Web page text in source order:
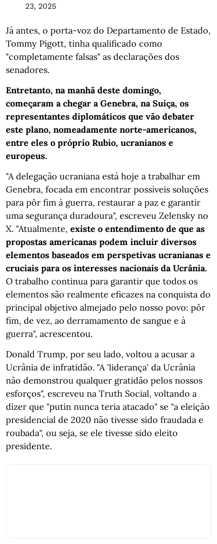
23, 2025
Já antes, o porta-voz do Departamento de Estado,
Tommy Pigott, tinha qualificado como
"completamente falsas" as declarações dos
senadores.
Entretanto, na manhã deste domingo,
começaram a chegar a Genebra, na Suíça, os
representantes diplomáticos que vão debater
este plano, nomeadamente norte-americanos,
entre eles o próprio Rubio, ucranianos e
europeus.
"A delegação ucraniana está hoje a trabalhar em
Genebra, focada em encontrar possíveis soluções
para pôr fim à guerra, restaurar a paz e garantir
uma segurança duradoura", escreveu Zelensky no
X. "Atualmente, existe o entendimento de que as
propostas americanas podem incluir diversos
elementos baseados em perspetivas ucranianas e
cruciais para os interesses nacionais da Ucrânia.
O trabalho continua para garantir que todos os
elementos são realmente eficazes na conquista do
principal objetivo almejado pelo nosso povo: pôr
fim, de vez, ao derramamento de sangue e à
guerra", acrescentou.
Donald Trump, por seu lado, voltou a acusar a
Ucrânia de infratidão. "A 'liderança' da Ucrânia
não demonstrou qualquer gratidão pelos nossos
esforços", escreveu na Truth Social, voltando a
dizer que "putin nunca teria atacado" se "a eleição
presidencial de 2020 não tivesse sido fraudada e
roubada", ou seja, se ele tivesse sido eleito
presidente.